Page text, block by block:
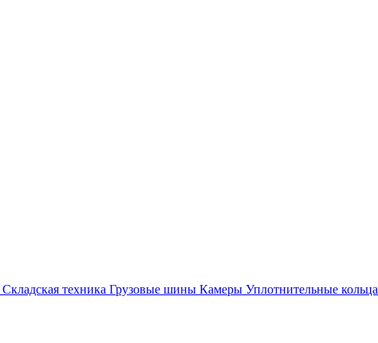
Складская техника Грузовые шины Камеры Уплотнительные кольца